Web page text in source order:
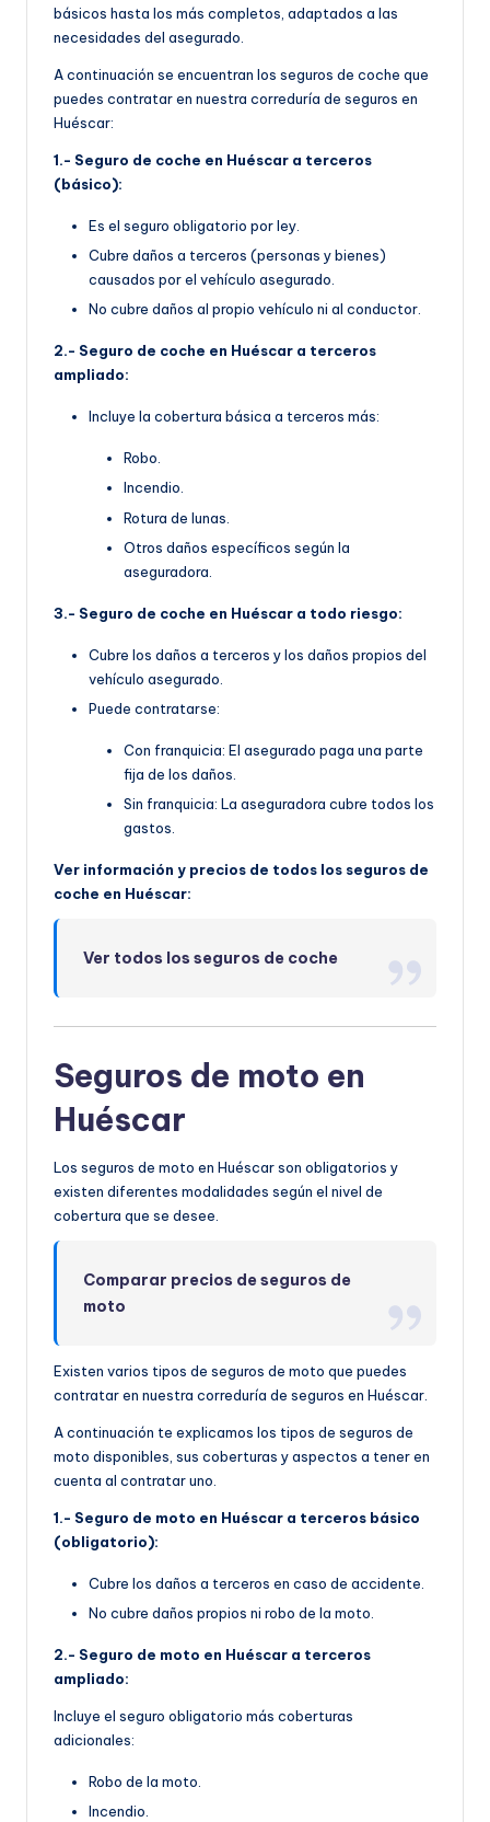
básicos hasta los más completos, adaptados a las
necesidades del asegurado.
A continuación se encuentran los seguros de coche que
puedes contratar en nuestra correduría de seguros en
Huéscar:
1.- Seguro de coche en Huéscar a terceros
(básico):
Es el seguro obligatorio por ley.
Cubre daños a terceros (personas y bienes)
causados por el vehículo asegurado.
No cubre daños al propio vehículo ni al conductor.
2.- Seguro de coche en Huéscar a terceros
ampliado:
Incluye la cobertura básica a terceros más:
Robo.
Incendio.
Rotura de lunas.
Otros daños específicos según la
aseguradora.
3.- Seguro de coche en Huéscar a todo riesgo:
Cubre los daños a terceros y los daños propios del
vehículo asegurado.
Puede contratarse:
Con franquicia: El asegurado paga una parte
fija de los daños.
Sin franquicia: La aseguradora cubre todos los
gastos.
Ver información y precios de todos los seguros de
coche en Huéscar:
Ver todos los seguros de coche
Seguros de moto en
Huéscar
Los seguros de moto en Huéscar son obligatorios y
existen diferentes modalidades según el nivel de
cobertura que se desee.
Comparar precios de seguros de
moto
Existen varios tipos de seguros de moto que puedes
contratar en nuestra correduría de seguros en Huéscar.
A continuación te explicamos los tipos de seguros de
moto disponibles, sus coberturas y aspectos a tener en
cuenta al contratar uno.
1.- Seguro de moto en Huéscar a terceros básico
(obligatorio):
Cubre los daños a terceros en caso de accidente.
No cubre daños propios ni robo de la moto.
2.- Seguro de moto en Huéscar a terceros
ampliado:
Incluye el seguro obligatorio más coberturas
adicionales:
Robo de la moto.
Incendio.